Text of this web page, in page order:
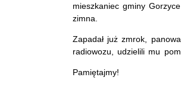
mieszkaniec gminy
zimna.
Zapadał już zmrok,
radiowozu, udzielili mu
Pamiętajmy!